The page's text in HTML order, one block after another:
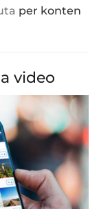
per konten
video